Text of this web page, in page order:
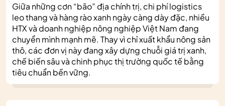
Giữa những cơn “bão” địa chính trị, chi phí logistics
leo thang và hàng rào xanh ngày càng dày đặc, nhiều
HTX và doanh nghiệp nông nghiệp Việt Nam đang
chuyển mình mạnh mẽ. Thay vì chỉ xuất khẩu nông sản
thô, các đơn vị này đang xây dựng chuỗi giá trị xanh,
chế biến sâu và chinh phục thị trường quốc tế bằng
tiêu chuẩn bền vững.